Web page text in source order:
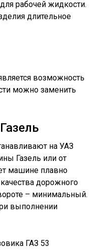
рабочей жидкости.
длительное
возможность
можно заменить
на УАЗ
Газель или от
машине плавно
дорожного
– минимальный.
выполнении
ГАЗ 53